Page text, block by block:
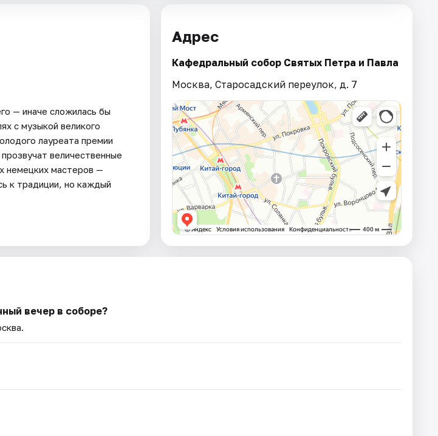
— иначе сложилась бы
с музыкой великого
лауреата премии
величественные
немецких мастеров —
к традиции, но каждый
Адрес
Кафедральный собор Святых Петра и Павла
Москва, Старосадский переулок, д. 7
вечер в соборе?